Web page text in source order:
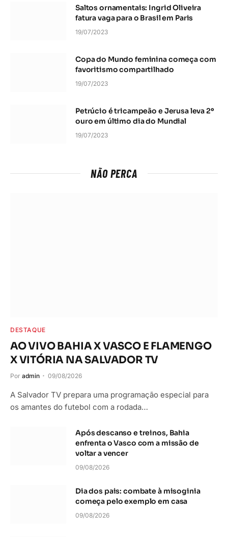
Saltos ornamentais: Ingrid Oliveira
fatura vaga para o Brasil em Paris
19/07/2023
Copa do Mundo feminina começa com
favoritismo compartilhado
19/07/2023
Petrúcio é tricampeão e Jerusa leva 2º
ouro em último dia do Mundial
19/07/2023
NÃO PERCA
DESTAQUE
AO VIVO BAHIA X VASCO E FLAMENGO
X VITÓRIA NA SALVADOR TV
Por admin 09/08/2026
A Salvador TV prepara uma programação especial para
os amantes do futebol com a rodada…
Após descanso e treinos, Bahia
enfrenta o Vasco com a missão de
voltar a vencer
09/08/2026
Dia dos pais: combate à misoginia
começa pelo exemplo em casa
09/08/2026